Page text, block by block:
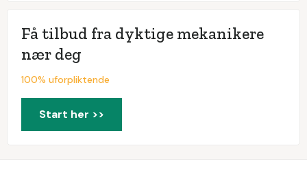
Få tilbud fra dyktige mekanikere
nær deg
100% uforpliktende
Start her >>